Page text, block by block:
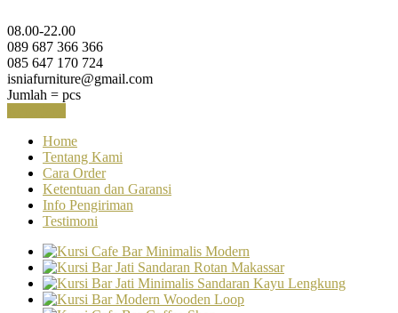
08.00-22.00
089 687 366 366
085 647 170 724
isniafurniture@gmail.com
Jumlah = pcs
Home
Tentang Kami
Cara Order
Ketentuan dan Garansi
Info Pengiriman
Testimoni